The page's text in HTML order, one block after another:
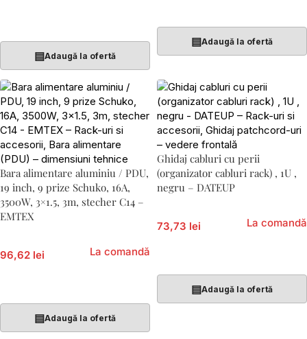
▤Adaugă la ofertă
▤Adaugă la ofertă
Bara alimentare aluminiu / PDU,
19 inch, 9 prize Schuko, 16A,
3500W, 3×1.5, 3m, stecher C14 –
EMTEX
96,62 lei La comandă
▤Adaugă la ofertă
Ghidaj cabluri cu perii
(organizator cabluri rack) , 1U ,
negru – DATEUP
73,73 lei La comandă
▤Adaugă la ofertă